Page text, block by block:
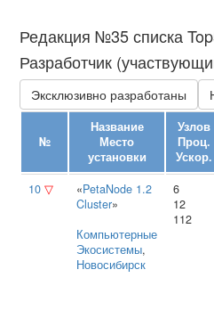
Редакция №35 списка
Разработчик
Эксклюзивно разработаны
№
Название
Место
установки
Узлов
Проц.
Ускор.
10 ▽ «PetaNode 1.2
Cluster»
Компьютерные
Экосистемы,
Новосибирск
6
12
112